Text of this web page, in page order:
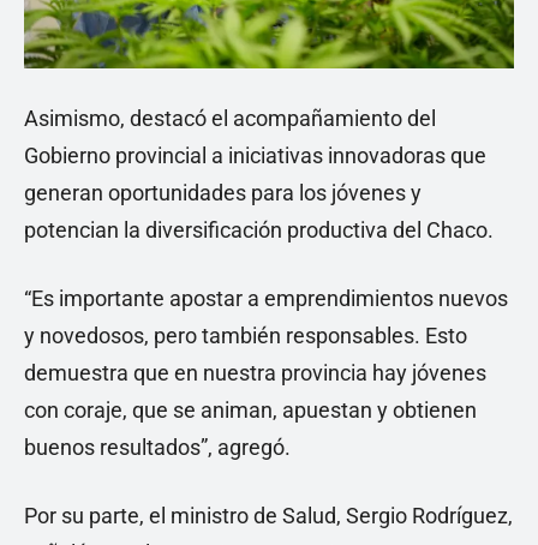
Asimismo, destacó el acompañamiento del
Gobierno provincial a iniciativas innovadoras que
generan oportunidades para los jóvenes y
potencian la diversificación productiva del Chaco.
“Es importante apostar a emprendimientos nuevos
y novedosos, pero también responsables. Esto
demuestra que en nuestra provincia hay jóvenes
con coraje, que se animan, apuestan y obtienen
buenos resultados”, agregó.
Por su parte, el ministro de Salud, Sergio Rodríguez,